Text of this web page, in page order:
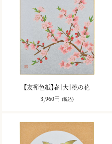
【友禅色紙】春｜大｜桃の花
3,960円 (税込)